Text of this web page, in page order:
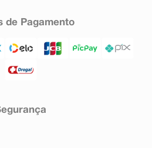
de Pagamento